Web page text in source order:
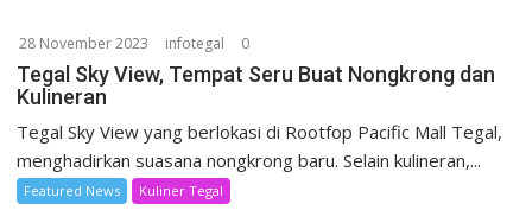
28 November 2023 infotegal 0
Tegal Sky View, Tempat Seru Buat Nongkrong dan
Kulineran
Tegal Sky View yang berlokasi di Rootfop Pacific Mall Tegal,
menghadirkan suasana nongkrong baru. Selain kulineran,...
Featured News Kuliner Tegal